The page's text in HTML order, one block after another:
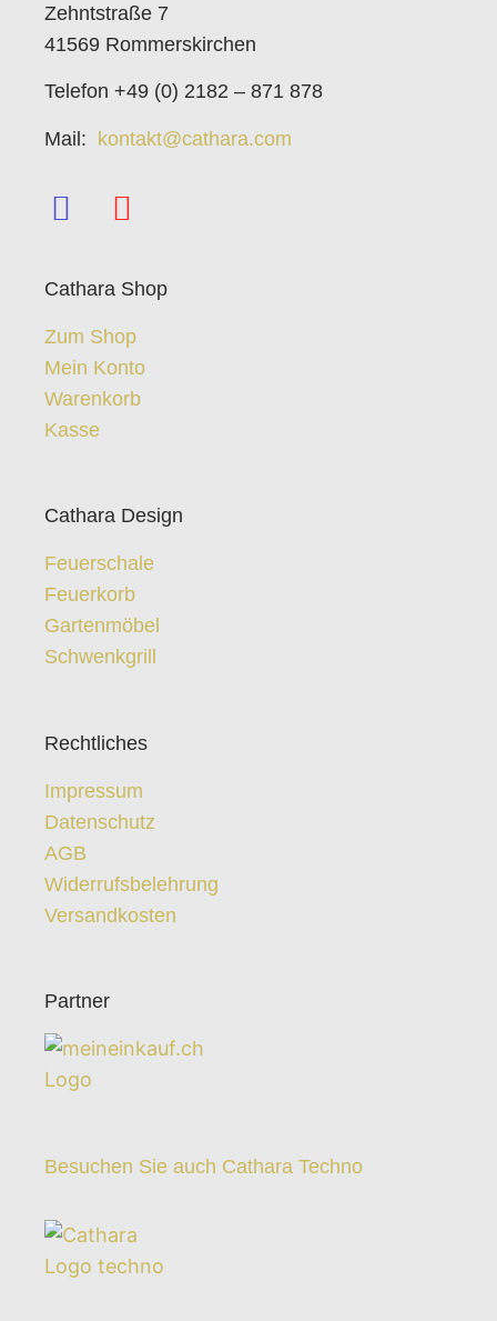
Zehntstraße 7
41569 Rommerskirchen
Telefon +49 (0) 2182 – 871 878
Mail: kontakt@cathara.com
Cathara Shop
Zum Shop
Mein Konto
Warenkorb
Kasse
Cathara Design
Feuerschale
Feuerkorb
Gartenmöbel
Schwenkgrill
Rechtliches
Impressum
Datenschutz
AGB
Widerrufsbelehrung
Versandkosten
Partner
Besuchen Sie auch Cathara Techno